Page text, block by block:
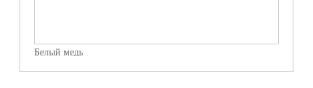
Белый медь